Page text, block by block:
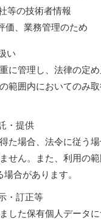
等の技術者情報
価、業務管理のため
い
に管理し、法律の定
範囲内においてのみ
・提供
た場合、法令に従う
せん。また、利用の
合があります。
・訂正等
した保有個人データ